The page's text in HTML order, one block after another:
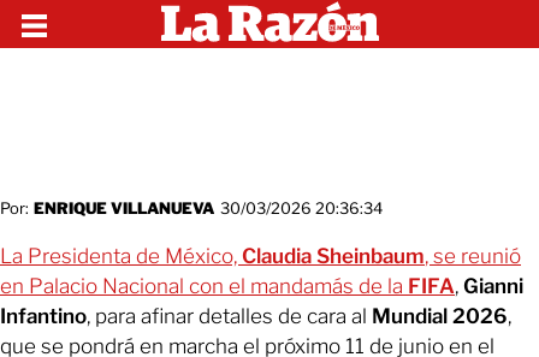
Por: ENRIQUE VILLANUEVA 30/03/2026 20:36:34
La Presidenta de México, Claudia Sheinbaum, se reunió
en Palacio Nacional con el mandamás de la FIFA, Gianni
Infantino, para afinar detalles de cara al Mundial 2026,
que se pondrá en marcha el próximo 11 de junio en el